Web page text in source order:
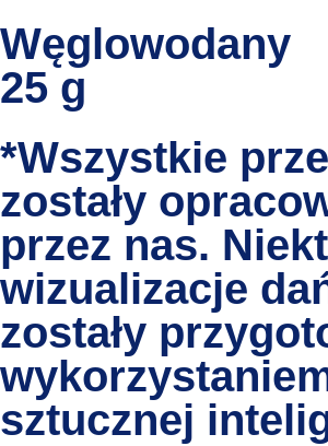
Węglowodany
25 g
*Wszystkie
zostały
przez nas.
wizualizacje
zostały
sztucznej